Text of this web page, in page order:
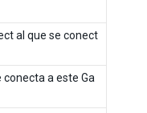
al que se conect
a este Ga